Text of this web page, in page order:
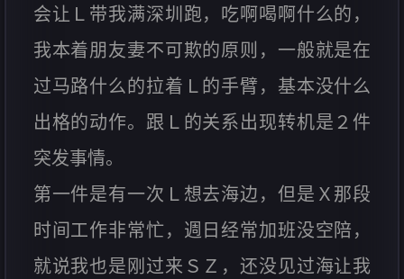
会让Ｌ带我满深圳跑，吃啊喝啊什么的，
我本着朋友妻不可欺的原则，一般就是在
过马路什么的拉着Ｌ的手臂，基本没什么
出格的动作。跟Ｌ的关系出现转机是２件
突发事情。
第一件是有一次Ｌ想去海边，但是Ｘ那段
时间工作非常忙，週日经常加班没空陪，
就说我也是刚过来ＳＺ，还没见过海让我